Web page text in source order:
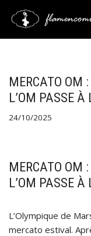
Saltar
MERCATO OM
L’OM PASSE À
24/10/2025
MERCATO OM
L’OM PASSE À
L’Olympique de
mercato estival.